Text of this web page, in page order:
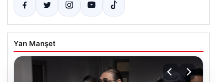
Yan Manşet